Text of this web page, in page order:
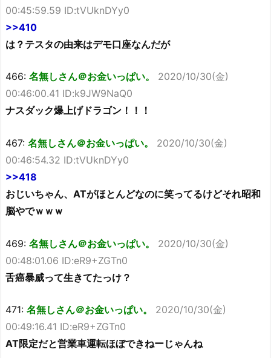
00:45:59.59 ID:tVUknDYy0
>>410
は？テスタの由来はデモ口座なんだが
466: 名無しさん＠お金いっぱい。
2020/10/30(金)
00:46:00.41 ID:k9JW9NaQ0
ナスダック爆上げドラゴン！！！
467: 名無しさん＠お金いっぱい。
2020/10/30(金)
00:46:54.32 ID:tVUknDYy0
>>418
おじいちゃん、ATがほとんどなのに笑ってるけどそれ昭和
脳やでｗｗｗ
469: 名無しさん＠お金いっぱい。
2020/10/30(金)
00:48:01.06 ID:eR9+ZGTn0
舌癌暴威って生きてたっけ？
471: 名無しさん＠お金いっぱい。
2020/10/30(金)
00:49:16.41 ID:eR9+ZGTn0
AT限定だと営業車運転ほぼできねーじゃんね